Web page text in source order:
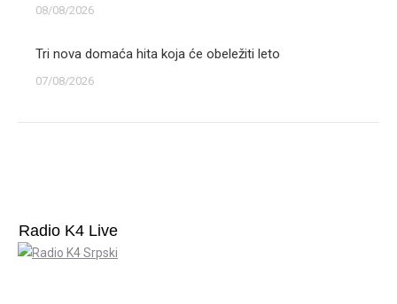
08/08/2026
Tri nova domaća hita koja će obeležiti leto
07/08/2026
Radio K4 Live